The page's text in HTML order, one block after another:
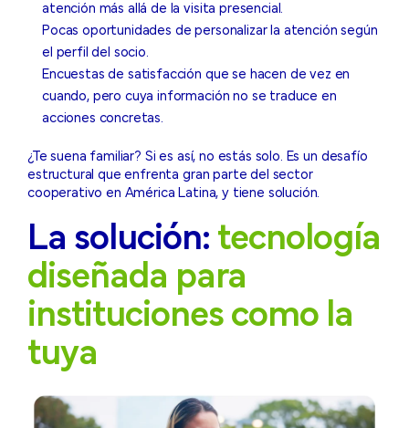
atención más allá de la visita presencial.
Pocas oportunidades de personalizar la atención según
el perfil del socio.
Encuestas de satisfacción que se hacen de vez en
cuando, pero cuya información no se traduce en
acciones concretas.
¿Te suena familiar? Si es así, no estás solo. Es un desafío
estructural que enfrenta gran parte del sector
cooperativo en América Latina, y tiene solución.
La solución: tecnología
diseñada para
instituciones como la
tuya